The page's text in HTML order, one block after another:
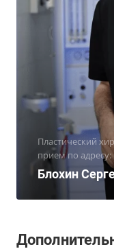
Пластический
прием по
Блохин